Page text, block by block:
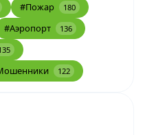
#Пожар 180
#Аэропорт 136
122